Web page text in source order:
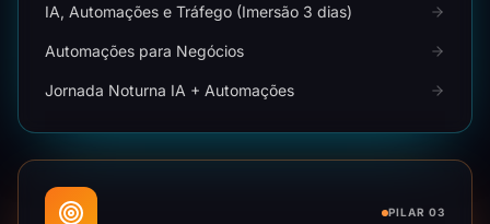
IA, Automações e Tráfego (Imersão 3 dias)
Automações para Negócios
Jornada Noturna IA + Automações
PILAR 03